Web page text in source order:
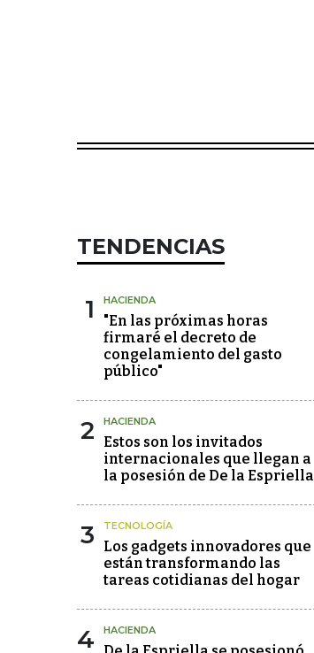
TENDENCIAS
1 HACIENDA
"En las próximas horas
firmaré el decreto de
congelamiento del gasto
público"
2 HACIENDA
Estos son los invitados
internacionales que llegan a
la posesión de De la Espriella
3 TECNOLOGÍA
Los gadgets innovadores que
están transformando las
tareas cotidianas del hogar
4 HACIENDA